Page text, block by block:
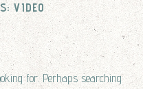
VIDEO
for. Perhaps searching